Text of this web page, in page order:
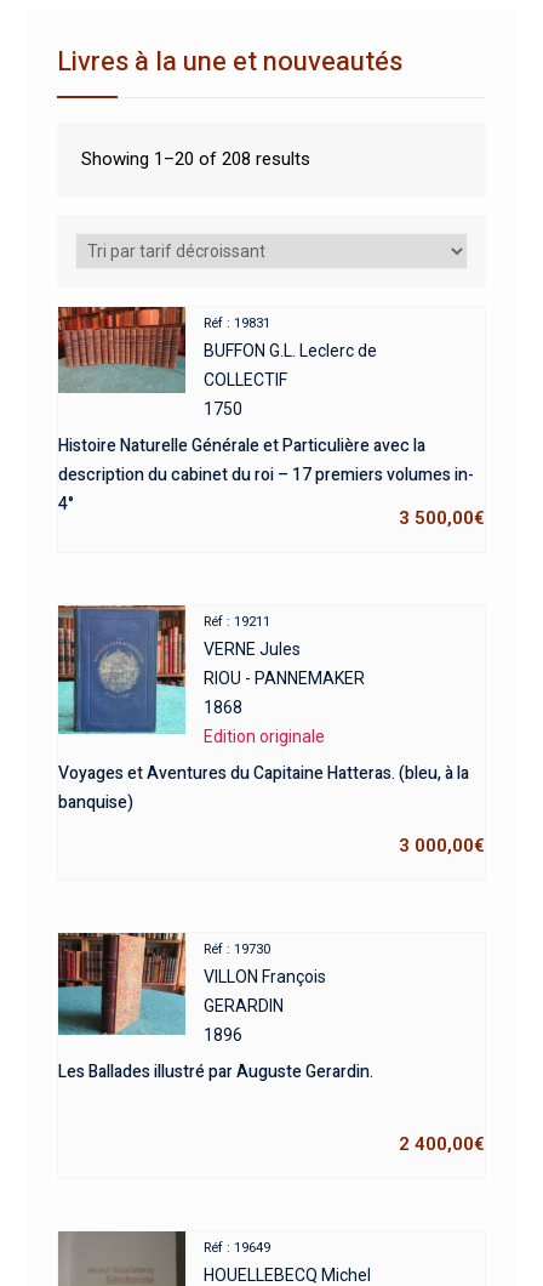
Livres à la une et nouveautés
Showing 1–20 of 208 results
Réf : 19831
BUFFON G.L. Leclerc de
COLLECTIF
1750
Histoire Naturelle Générale et Particulière avec la
description du cabinet du roi – 17 premiers volumes in-
4°
3 500,00€
Réf : 19211
VERNE Jules
RIOU - PANNEMAKER
1868
Edition originale
Voyages et Aventures du Capitaine Hatteras. (bleu, à la
banquise)
3 000,00€
Réf : 19730
VILLON François
GERARDIN
1896
Les Ballades illustré par Auguste Gerardin.
2 400,00€
Réf : 19649
HOUELLEBECQ Michel